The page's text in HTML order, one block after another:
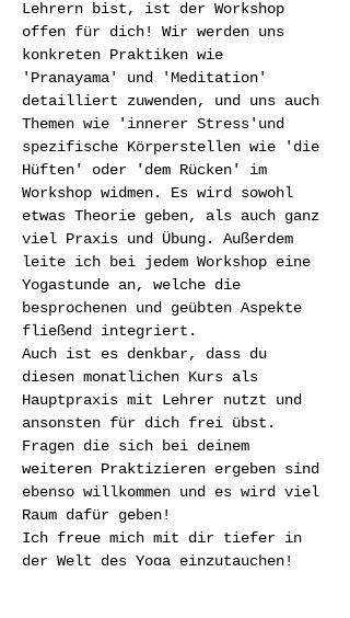
Lehrern bist, ist der Workshop
offen für dich! Wir werden uns
konkreten Praktiken wie
'Pranayama' und 'Meditation'
detailliert zuwenden, und uns auch
Themen wie 'innerer Stress'und
spezifische Körperstellen wie 'die
Hüften' oder 'dem Rücken' im
Workshop widmen. Es wird sowohl
etwas Theorie geben, als auch ganz
viel Praxis und Übung. Außerdem
leite ich bei jedem Workshop eine
Yogastunde an, welche die
besprochenen und geübten Aspekte
fließend integriert.
Auch ist es denkbar, dass du
diesen monatlichen Kurs als
Hauptpraxis mit Lehrer nutzt und
ansonsten für dich frei übst.
Fragen die sich bei deinem
weiteren Praktizieren ergeben sind
ebenso willkommen und es wird viel
Raum dafür geben!
Ich freue mich mit dir tiefer in
der Welt des Yoga einzutauchen!